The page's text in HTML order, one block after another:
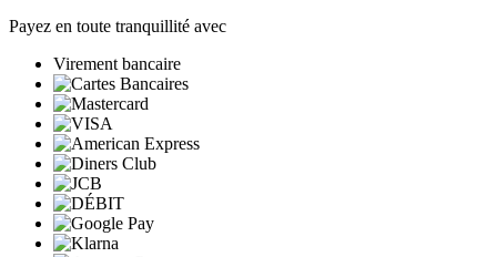
Payez en toute tranquillité avec
Virement bancaire